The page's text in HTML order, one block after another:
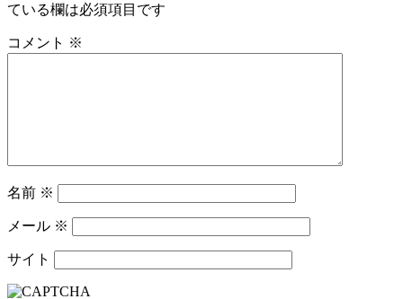
ている欄は必須項目です
コメント ※
名前 ※
メール ※
サイト